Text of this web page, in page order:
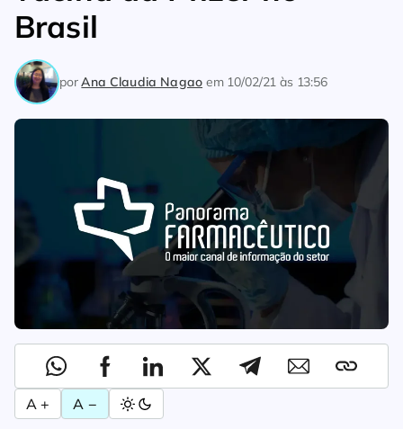
Brasil
porAna Claudia Nagao em 10/02/21 às 13:56
A + A −